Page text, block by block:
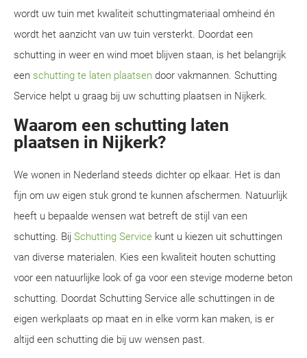
wordt uw tuin met kwaliteit schuttingmateriaal omheind én
wordt het aanzicht van uw tuin versterkt. Doordat een
schutting in weer en wind moet blijven staan, is het belangrijk
een schutting te laten plaatsen door vakmannen. Schutting
Service helpt u graag bij uw schutting plaatsen in Nijkerk.
Waarom een schutting laten
plaatsen in Nijkerk?
We wonen in Nederland steeds dichter op elkaar. Het is dan
fijn om uw eigen stuk grond te kunnen afschermen. Natuurlijk
heeft u bepaalde wensen wat betreft de stijl van een
schutting. Bij Schutting Service kunt u kiezen uit schuttingen
van diverse materialen. Kies een kwaliteit houten schutting
voor een natuurlijke look of ga voor een stevige moderne beton
schutting. Doordat Schutting Service alle schuttingen in de
eigen werkplaats op maat en in elke vorm kan maken, is er
altijd een schutting die bij uw wensen past.